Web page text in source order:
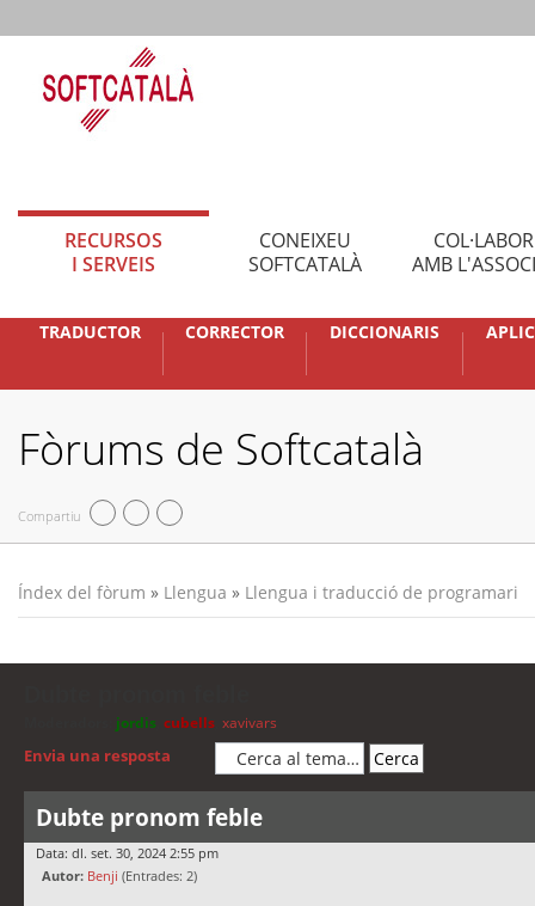
RECURSOS
I SERVEIS
CONEIXEU
SOFTCATALÀ
AMB
TRADUCTOR CORRECTOR DICCIONARIS
Fòrums de Softcatalà
Compartiu
Índex del fòrum » Llengua » Llengua i traducció de programari
jordis cubells xavivars
Envia una resposta
Dubte pronom feble
Data: dl. set. 30, 2024 2:55 pm
Autor: Benji (Entrades: 2)